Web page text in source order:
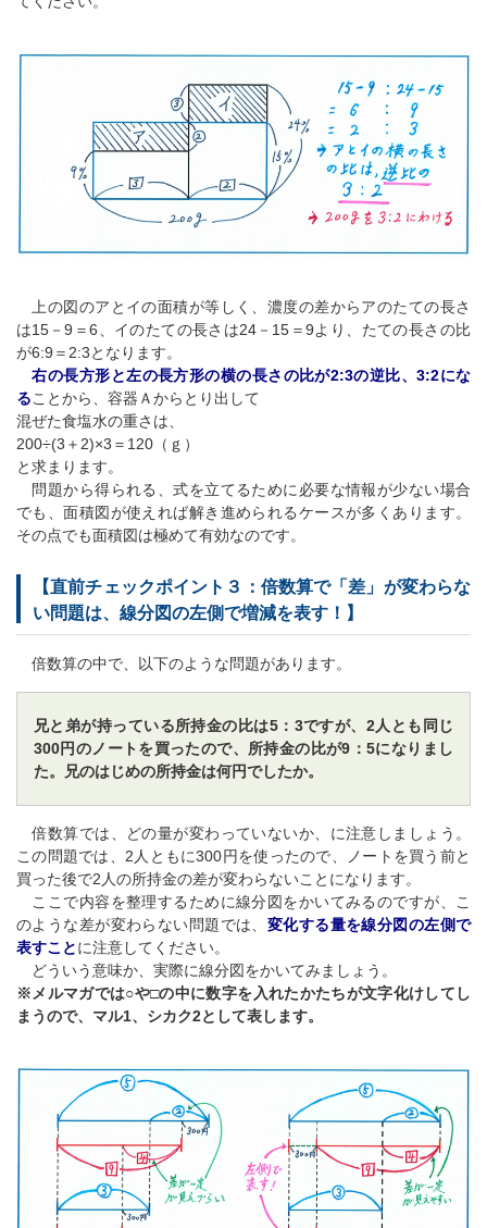
上の図のアとイの面積が等しく、濃度の差からアのたての長さ
は15－9＝6、イのたての長さは24－15＝9より、たての長さの比
が6:9＝2:3となります。
右の長方形と左の長方形の横の長さの比が2:3の逆比、3:2にな
ることから、容器Ａからとり出して
混ぜた食塩水の重さは、
200÷(3＋2)×3＝120（ｇ）
と求まります。
問題から得られる、式を立てるために必要な情報が少ない場合
でも、面積図が使えれば解き進められるケースが多くあります。
その点でも面積図は極めて有効なのです。
【直前チェックポイント３：倍数算で「差」が変わらな
い問題は、線分図の左側で増減を表す！】
倍数算の中で、以下のような問題があります。
兄と弟が持っている所持金の比は5：3ですが、2人とも同じ
300円のノートを買ったので、所持金の比が9：5になりまし
た。兄のはじめの所持金は何円でしたか。
倍数算では、どの量が変わっていないか、に注意しましょう。
この問題では、2人ともに300円を使ったので、ノートを買う前と
買った後で2人の所持金の差が変わらないことになります。
ここで内容を整理するために線分図をかいてみるのですが、こ
のような差が変わらない問題では、 変化する量を線分図の左側で
表すことに注意してください。
どういう意味か、実際に線分図をかいてみましょう。
※メルマガでは○や□の中に数字を入れたかたちが文字化けしてし
まうので、マル1、シカク2として表します。